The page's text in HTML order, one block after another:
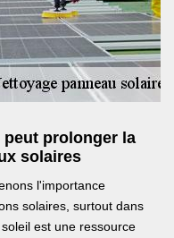
prolonger la
solaires
l'importance
solaires, surtout dans
est une ressource